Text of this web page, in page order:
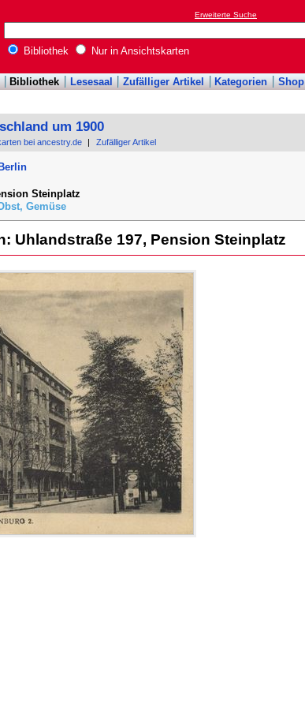
Erweiterte Suche
Bibliothek Nur in Ansichtskarten
Bibliothek Lesesaal Zufälliger Artikel Kategorien Shop
um 1900
bei ancestry.de Zufälliger Artikel
Steinplatz
Gemüse
Uhlandstraße 197, Pension Steinplatz